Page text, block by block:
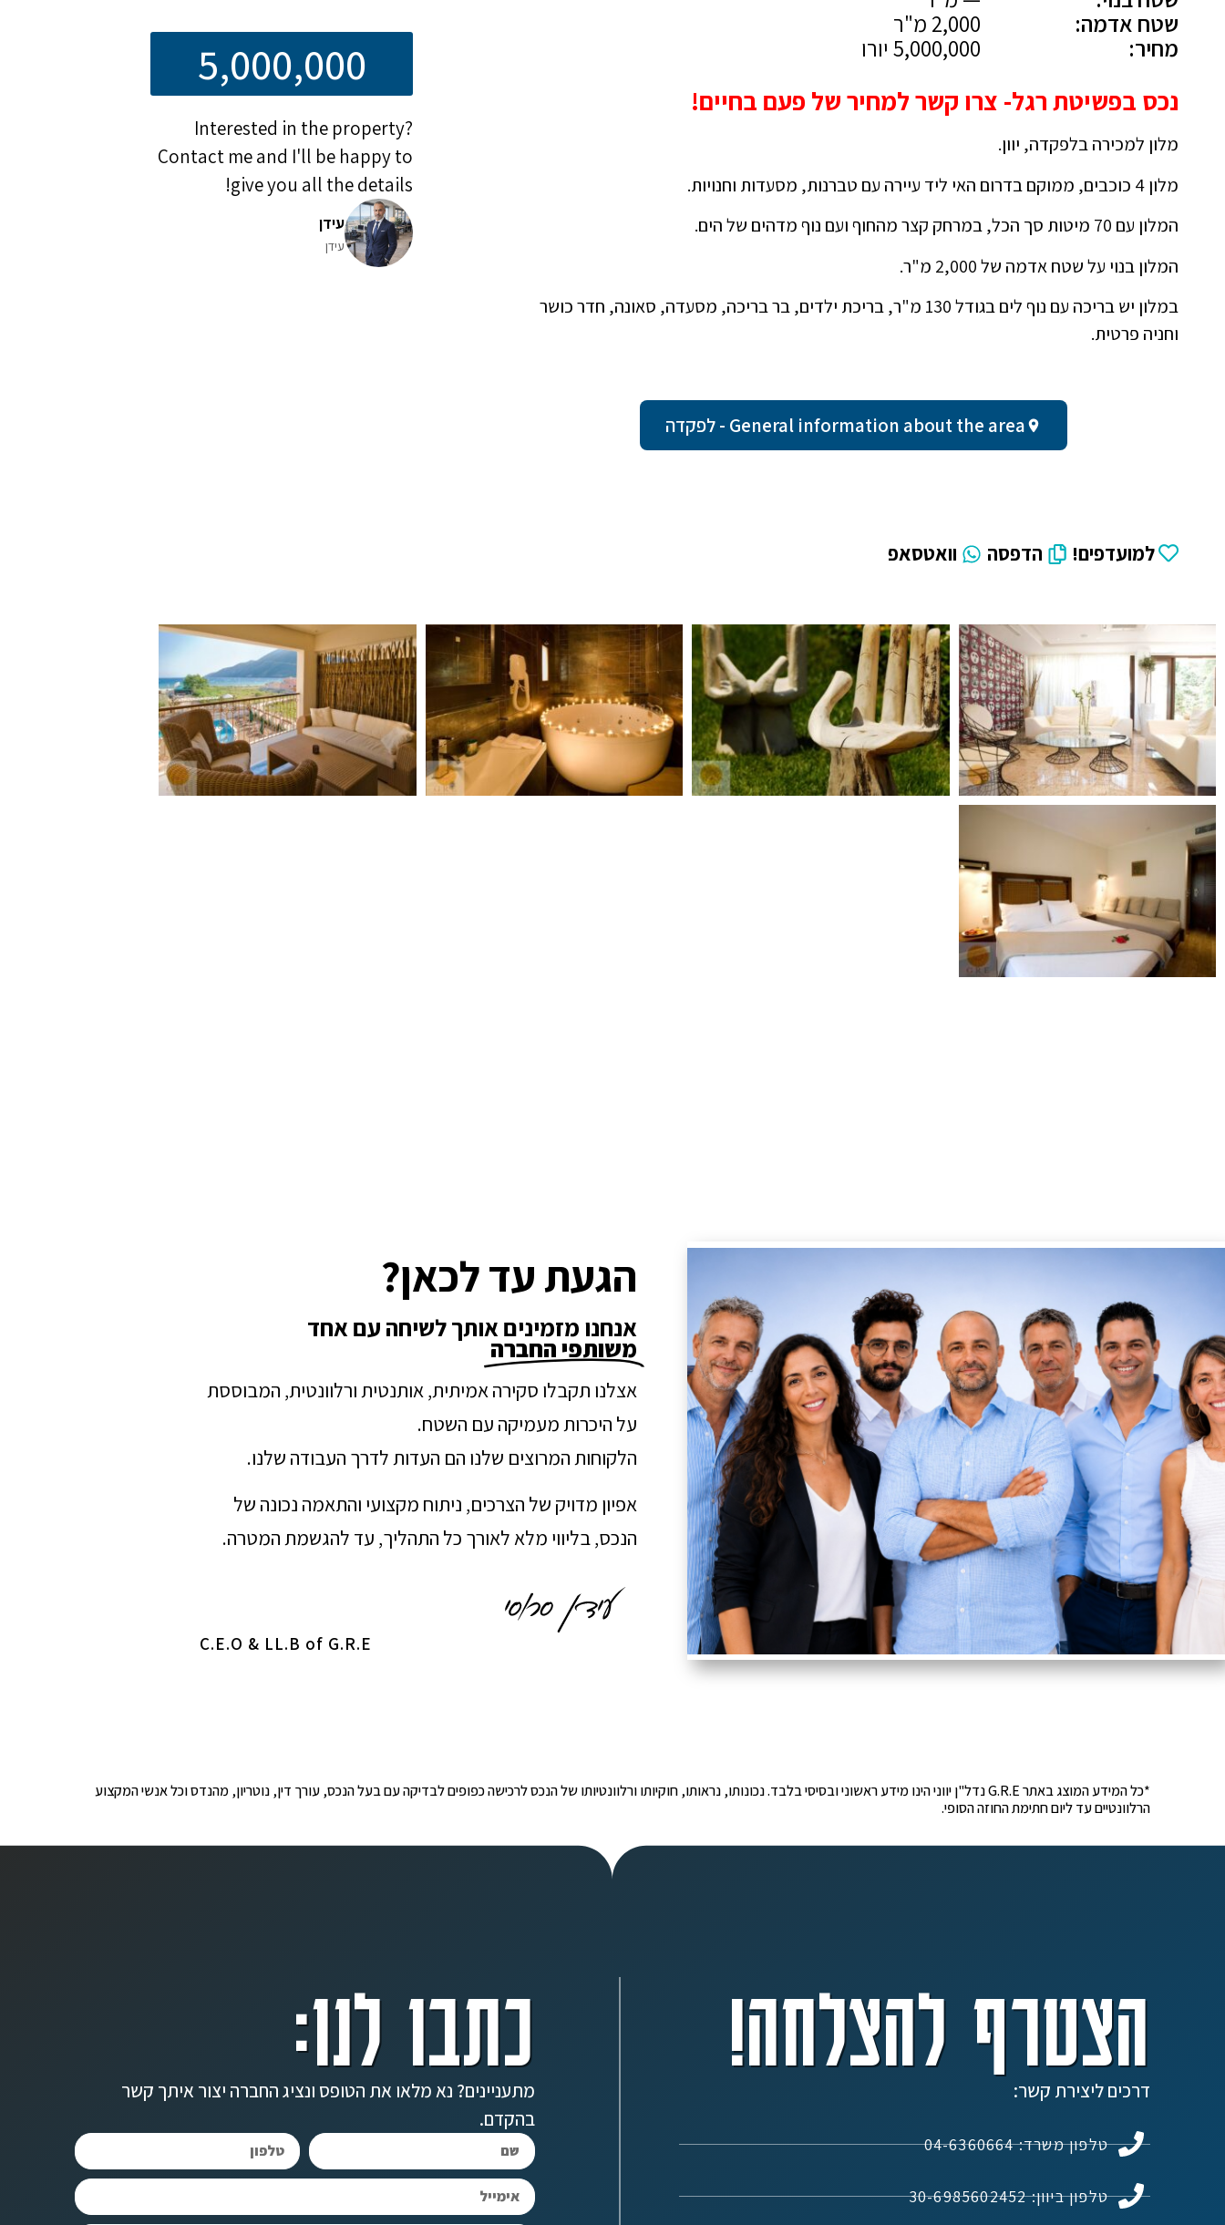
שטח אדמה:
מחיר:
נכס בפשיטת רגל- צרו קשר למחיר של פעם בחיים!
מלון למכירה בלפקדה, יוון.
מלון 4 כוכבים, ממוקם בדרום האי ליד עיירה עם טברנות, מסעדות וחנויות.
המלון עם 70 מיטות סך הכל, במרחק קצר מהחוף ועם נוף מדהים של הים.
המלון בנוי על שטח אדמה של 2,000 מ"ר.
במלון יש בריכה עם נוף לים בגודל 130 מ"ר, בריכת ילדים, בר בריכה, מסעדה, סאונה, חדר כושר
וחניה פרטית.
General information about the area - לפקדה
למועדפים! הדפסה וואטסאפ
5,000,000
Interested in the property?
Contact me and I'll be happy to
give you all the details!
עידן
עידן
הגעת עד לכאן?
אנחנו מזמינים אותך לשיחה עם אחד
משותפי החברה
אצלנו תקבלו סקירה אמיתית, אותנטית ורלוונטית, המבוססת
על היכרות מעמיקה עם השטח.
הלקוחות המרוצים שלנו הם העדות לדרך העבודה שלנו.
אפיון מדויק של הצרכים, ניתוח מקצועי והתאמה נכונה של
הנכס, בליווי מלא לאורך כל התהליך, עד להגשמת המטרה.
C.E.O & LL.B of G.R.E
*כל המידע המוצג באתר G.R.E נדל"ן יווני הינו מידע ראשוני ובסיסי בלבד. נכונותו, נראותו, חוקיותו ורלוונטיותו של הנכס לרכישה כפופים לבדיקה עם בעל הנכס, עורך דין, נוטריון, מהנדס וכל אנשי המקצוע
הרלוונטיים עד ליום חתימת החוזה הסופי.
הצטרף להצלחה!
דרכים ליצירת קשר:
טלפון משרד: 04-6360664
טלפון ביוון: 30-6985602452
כתבו לנו:
מתעניינים? נא מלאו את הטופס ונציג החברה יצור איתך קשר
בהקדם.